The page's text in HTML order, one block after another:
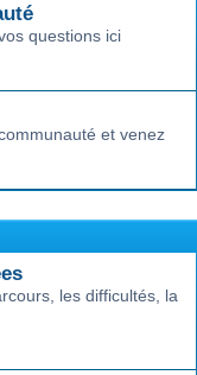
e
questions ici
et venez
les difficultés, la